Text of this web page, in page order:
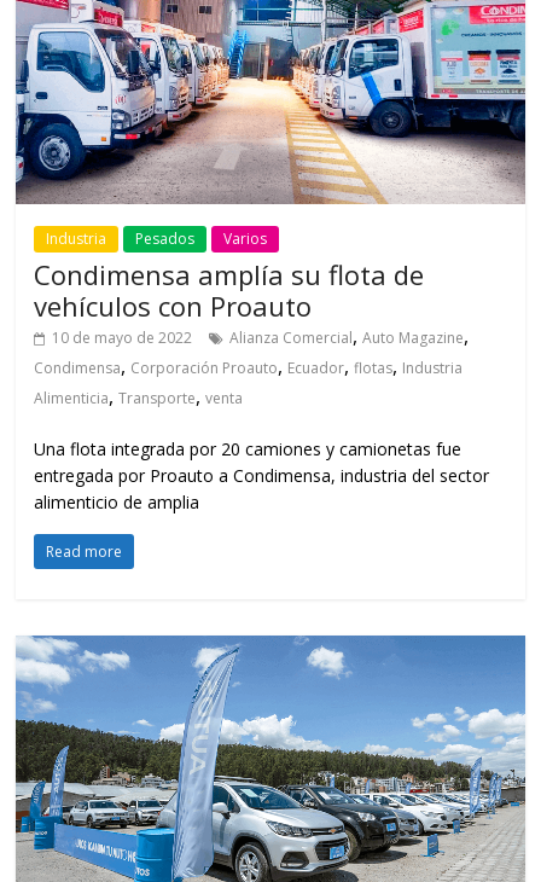
Industria Pesados Varios
Condimensa amplía su flota de
vehículos con Proauto
10 de mayo de 2022 Alianza Comercial,Auto Magazine,
Condimensa, Corporación Proauto, Ecuador,flotas, Industria
Alimenticia,Transporte,venta
Una flota integrada por 20 camiones y camionetas fue
entregada por Proauto a Condimensa, industria del sector
alimenticio de amplia
Read more